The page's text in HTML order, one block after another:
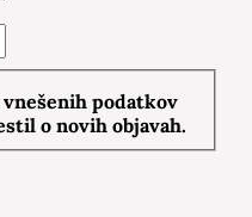
podatkov
o novih objavah.